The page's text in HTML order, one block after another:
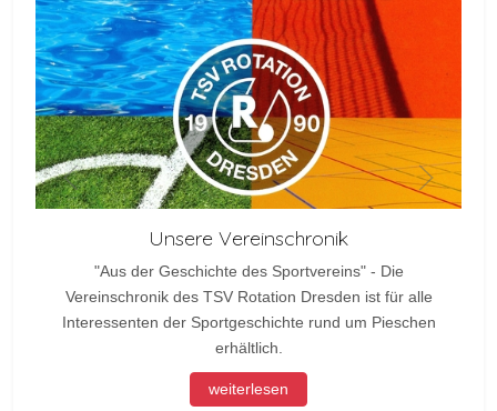
Unsere Vereinschronik
"Aus der Geschichte des Sportvereins" - Die
Vereinschronik des TSV Rotation Dresden ist für alle
Interessenten der Sportgeschichte rund um Pieschen
erhältlich.
weiterlesen